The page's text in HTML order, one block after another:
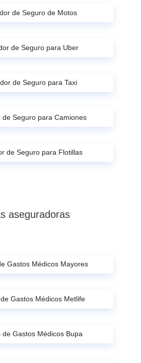
de Seguro de Motos
de Seguro para Uber
de Seguro para Taxi
de Seguro para Camiones
de Seguro para Flotillas
aseguradoras
Gastos Médicos Mayores
Gastos Médicos Metlife
de Gastos Médicos Bupa